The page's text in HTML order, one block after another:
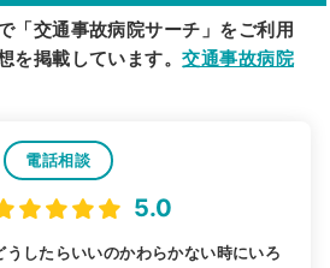
「交通事故病院サーチ」をご利用
を掲載しています。交通事故病院
電話相談
5.0
したらいいのかわらかない時にいろ